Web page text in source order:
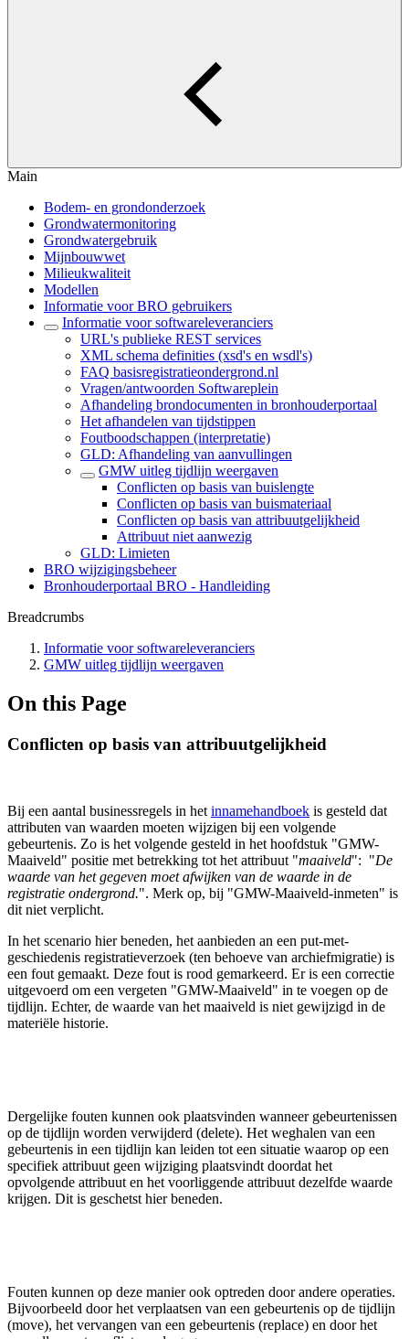
Main
Bodem- en grondonderzoek
Grondwatermonitoring
Grondwatergebruik
Mijnbouwwet
Milieukwaliteit
Modellen
Informatie voor BRO gebruikers
Informatie voor softwareleveranciers
URL's publieke REST services
XML schema definities (xsd's en wsdl's)
FAQ basisregistratieondergrond.nl
Vragen/antwoorden Softwareplein
Afhandeling brondocumenten in bronhouderportaal
Het afhandelen van tijdstippen
Foutboodschappen (interpretatie)
GLD: Afhandeling van aanvullingen
GMW uitleg tijdlijn weergaven
Conflicten op basis van buislengte
Conflicten op basis van buismateriaal
Conflicten op basis van attribuutgelijkheid
Attribuut niet aanwezig
GLD: Limieten
BRO wijzigingsbeheer
Bronhouderportaal BRO - Handleiding
Breadcrumbs
Informatie voor softwareleveranciers
GMW uitleg tijdlijn weergaven
On this Page
Conflicten op basis van attribuutgelijkheid
Bij een aantal businessregels in het innamehandboek is gesteld dat
attributen van waarden moeten wijzigen bij een volgende
gebeurtenis. Zo is het volgende gesteld in het hoofdstuk "GMW-
Maaiveld" positie met betrekking tot het attribuut "maaiveld": "De
waarde van het gegeven moet afwijken van de waarde in de
registratie ondergrond.". Merk op, bij "GMW-Maaiveld-inmeten" is
dit niet verplicht.
In het scenario hier beneden, het aanbieden an een put-met-
geschiedenis registratieverzoek (ten behoeve van archiefmigratie) is
een fout gemaakt. Deze fout is rood gemarkeerd. Er is een correctie
uitgevoerd om een vergeten "GMW-Maaiveld" in te voegen op de
tijdlijn. Echter, de waarde van het maaiveld is niet gewijzigd in de
materiële historie.
Dergelijke fouten kunnen ook plaatsvinden wanneer gebeurtenissen
op de tijdlijn worden verwijderd (delete). Het weghalen van een
gebeurtenis in een tijdlijn kan leiden tot een situatie waarop op een
specifiek attribuut geen wijziging plaatsvindt doordat het
opvolgende attribuut en het voorliggende attribuut dezelfde waarde
krijgen. Dit is geschetst hier beneden.
Fouten kunnen op deze manier ook optreden door andere operaties.
Bijvoorbeeld door het verplaatsen van een gebeurtenis op de tijdlijn
(move), het vervangen van een gebeurtenis (replace) en door het